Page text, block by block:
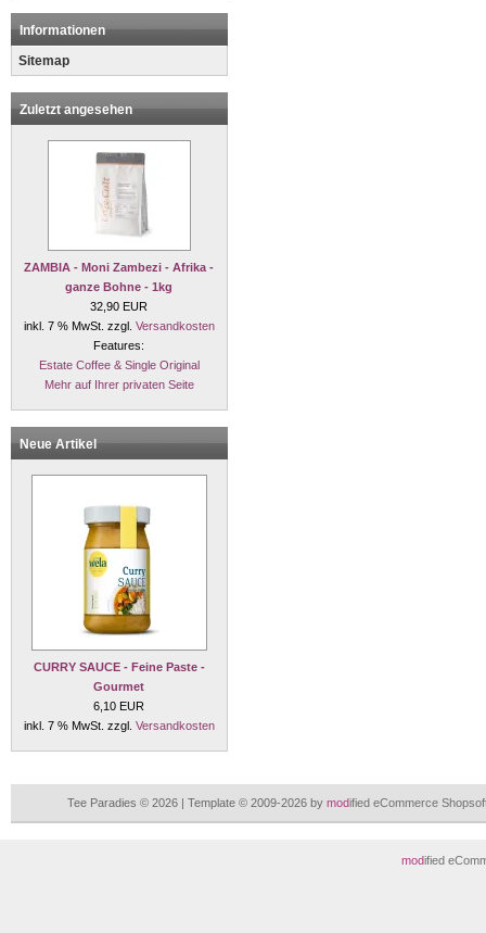
Informationen
Sitemap
Zuletzt angesehen
ZAMBIA - Moni Zambezi - Afrika -
ganze Bohne - 1kg
32,90 EUR
inkl. 7 % MwSt. zzgl. Versandkosten
Features:
Estate Coffee & Single Original
Mehr auf Ihrer privaten Seite
Neue Artikel
CURRY SAUCE - Feine Paste -
Gourmet
6,10 EUR
inkl. 7 % MwSt. zzgl. Versandkosten
Tee Paradies © 2026 | Template © 2009-2026 by modified eCommerce
modified